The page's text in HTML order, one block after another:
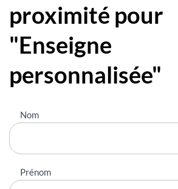
proximité pour
"Enseigne
personnalisée"
Nous
contacter
Nom
Prénom